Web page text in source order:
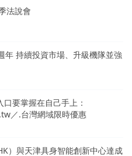
法說會
年 持續投資市場、升級機隊並強
要掌握在自己手上：
／.台灣網域限時優惠
）與天津具身智能創新中心達成